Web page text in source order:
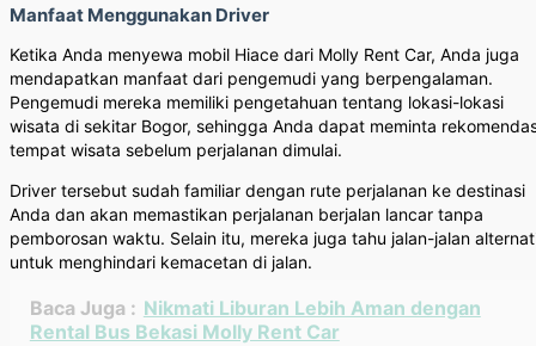
Manfaat Menggunakan Driver
Ketika Anda menyewa mobil Hiace dari Molly Rent Car, Anda juga
mendapatkan manfaat dari pengemudi yang berpengalaman.
Pengemudi mereka memiliki pengetahuan tentang lokasi-lokasi
wisata di sekitar Bogor, sehingga Anda dapat meminta
tempat wisata sebelum perjalanan dimulai.
Driver tersebut sudah familiar dengan rute perjalanan ke destinasi
Anda dan akan memastikan perjalanan berjalan lancar tanpa
pemborosan waktu. Selain itu, mereka juga tahu jalan-jalan
untuk menghindari kemacetan di jalan.
Baca Juga : Nikmati Liburan Lebih Aman dengan
Rental Bus Bekasi Molly Rent Car